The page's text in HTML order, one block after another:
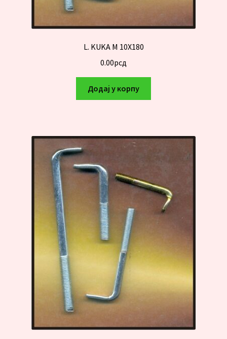
L. KUKA M 10X180
0.00рсд
Додај у корпу